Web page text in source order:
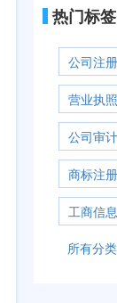
热门标签
公司注
营业执
公司审
商标注
工商信
所有分